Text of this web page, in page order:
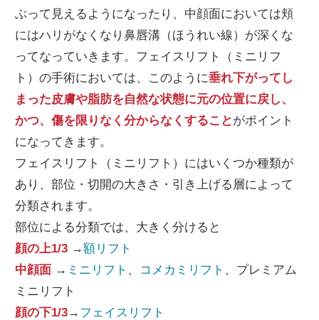
ぶって見えるようになったり、中顔面においては頬
にはハリがなくなり鼻唇溝（ほうれい線）が深くな
ってなっていきます。フェイスリフト（ミニリフ
ト）の手術においては、このように垂れ下がってし
まった皮膚や脂肪を自然な状態に元の位置に戻し、
かつ、傷を限りなく分からなくすること がポイント
になってきます。
フェイスリフト（ミニリフト）にはいくつか種類が
あり、部位・切開の大きさ・引き上げる層によって
分類されます。
部位による分類では、大きく分けると
顔の上1/3 →額リフト
中顔面 → ミニリフト 、 コメカミリフト 、プレミアム
ミニリフト
顔の下1/3→ フェイスリフト